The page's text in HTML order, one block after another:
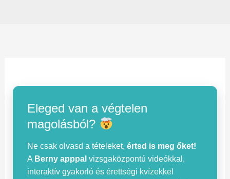
Eleged van a végtelen
magolásból?
Ne csak olvasd a tételeket,értsd is meg őket!
A Berny apppal vizsgaközpontú videókkal,
interaktív gyakorló és érettségi kvízekkel